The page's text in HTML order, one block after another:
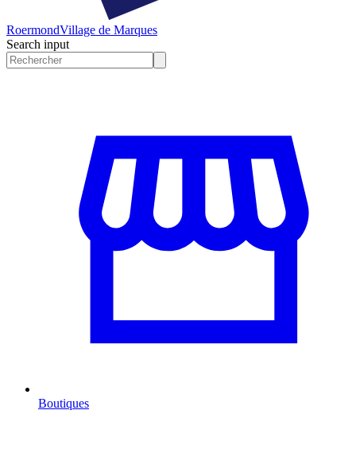
RoermondVillage de Marques
Search input
Boutiques